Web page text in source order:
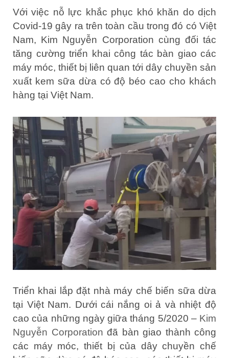
Với việc nỗ lực khắc phục khó khăn do dịch
Covid-19 gây ra trên toàn cầu trong đó có Việt
Nam, Kim Nguyễn Corporation cùng đối tác
tăng cường triển khai công tác bàn giao các
máy móc, thiết bị liên quan tới dây chuyền sản
xuất kem sữa dừa có độ béo cao cho khách
hàng tại Việt Nam.
Triển khai lắp đặt nhà máy chế biến sữa dừa
tại Việt Nam. Dưới cái nắng oi ả và nhiệt độ
cao của những ngày giữa tháng 5/2020 – Kim
Nguyễn Corporation đã bàn giao thành công
các máy móc, thiết bị của dây chuyền chế